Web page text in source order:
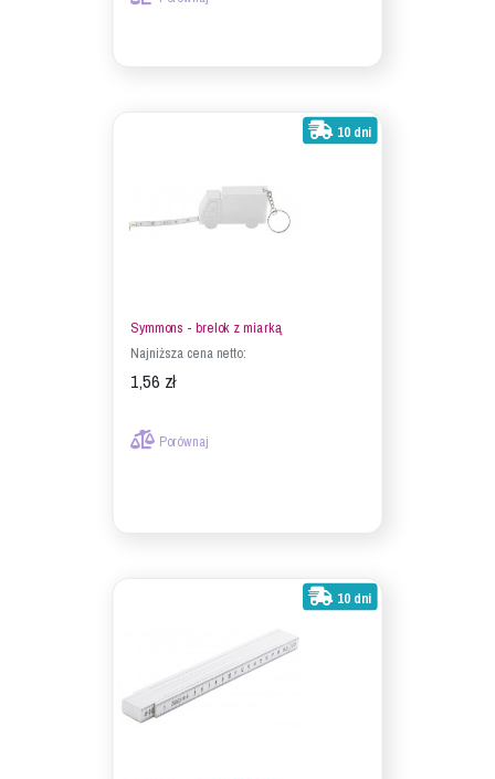
10 dni
Symmons - brelok z miarką
Najniższa cena netto:
1,56 zł
Porównaj
10 dni